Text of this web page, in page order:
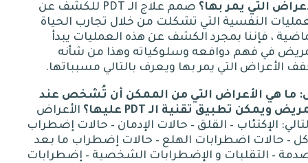
التي يمر بها؟ صمم علاج الـPDT
للكشف عن
النفسية التي تشكلت من خلال تجارب الحياة
، فإننا بمجرد الكشف عن هذه العمليات يبدأ
في فهم دوافعه وسلوكياته وهذا من شأنه
الأعراض التي يمر بها ويعرف بالتالي مسبباتها.
: ما هي الأعراض التي من الممكن أن تُشخص عند
ويمكن تطبيق تقنية الـPDT عليها؟ الأعراض
: الإكتئاب – القلق – حالات الإدمان – حالات إضطراب
– حالات اضطرابات الهلع – حالات إضطراب ما بعد
– التقلبات و الإضطرابات الشخصية – إضطرابات